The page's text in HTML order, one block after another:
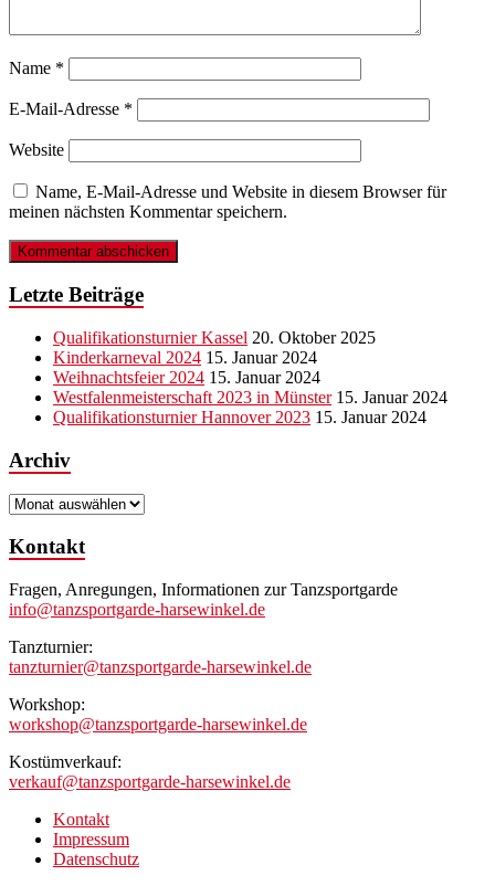
Name *
E-Mail-Adresse *
Website
Name, E-Mail-Adresse und Website in diesem Browser für
meinen nächsten Kommentar speichern.
Letzte Beiträge
Qualifikationsturnier Kassel 20. Oktober 2025
Kinderkarneval 2024 15. Januar 2024
Weihnachtsfeier 2024 15. Januar 2024
Westfalenmeisterschaft 2023 in Münster 15. Januar 2024
Qualifikationsturnier Hannover 2023 15. Januar 2024
Archiv
Archiv
Kontakt
Fragen, Anregungen, Informationen zur Tanzsportgarde
info@tanzsportgarde-harsewinkel.de
Tanzturnier:
tanzturnier@tanzsportgarde-harsewinkel.de
Workshop:
workshop@tanzsportgarde-harsewinkel.de
Kostümverkauf:
verkauf@tanzsportgarde-harsewinkel.de
Kontakt
Impressum
Datenschutz